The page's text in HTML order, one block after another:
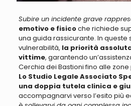
Subire un incidente grave
emotivo e fisicoche richiede
una guida rassicurante. In queste
vulnerabilità, la priorità
vittime, garantendo
Cerchia dei Bastioni fino alle
Lo Studio Legale Associato
una doppia tutela clinica e
accompagnarvi verso l’esito più